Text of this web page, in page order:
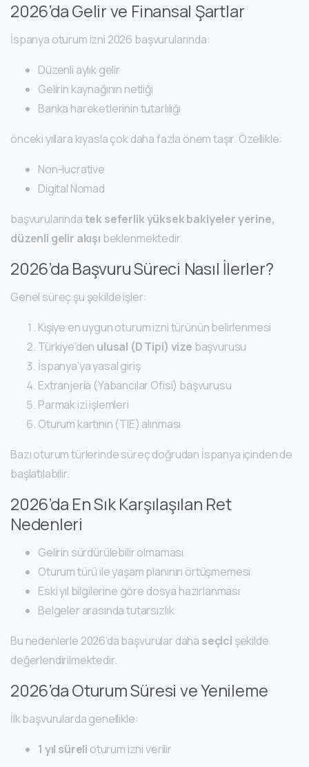
2026’da Gelir ve Finansal Şartlar
İspanya oturum izni 2026 başvurularında:
Düzenli aylık gelir
Gelirin kaynağının netliği
Banka hareketlerinin tutarlılığı
önceki yıllara kıyasla çok daha fazla önem taşır. Özellikle:
Non-lucrative
Digital Nomad
başvurularındatek seferlik yüksek bakiyeler yerine,
düzenli gelir akışı beklenmektedir.
2026’da Başvuru Süreci Nasıl İlerler?
Genel süreç şu şekilde işler:
Kişiye en uygun oturum izni türünün belirlenmesi
Türkiye’den ulusal (D Tipi) vize başvurusu
İspanya’ya yasal giriş
Extranjería (Yabancılar Ofisi) başvurusu
Parmak izi işlemleri
Oturum kartının (TIE) alınması
Bazı oturum türlerinde süreç doğrudan İspanya içinden de
başlatılabilir.
2026’da En Sık Karşılaşılan Ret
Nedenleri
Gelirin sürdürülebilir olmaması
Oturum türü ile yaşam planının örtüşmemesi
Eski yıl bilgilerine göre dosya hazırlanması
Belgeler arasında tutarsızlık
Bu nedenlerle 2026’da başvurular daha seçici şekilde
değerlendirilmektedir.
2026’da Oturum Süresi ve Yenileme
İlk başvurularda genellikle:
1 yıl süreli oturum izni verilir